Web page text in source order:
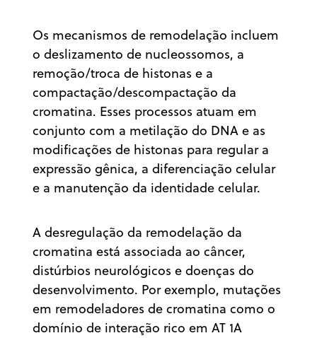
Os mecanismos de remodelação incluem
o deslizamento de nucleossomos, a
remoção/troca de histonas e a
compactação/descompactação da
cromatina. Esses processos atuam em
conjunto com a metilação do DNA e as
modificações de histonas para regular a
expressão gênica, a diferenciação celular
e a manutenção da identidade celular.
A desregulação da remodelação da
cromatina está associada ao câncer,
distúrbios neurológicos e doenças do
desenvolvimento. Por exemplo, mutações
em remodeladores de cromatina como o
domínio de interação rico em AT 1A